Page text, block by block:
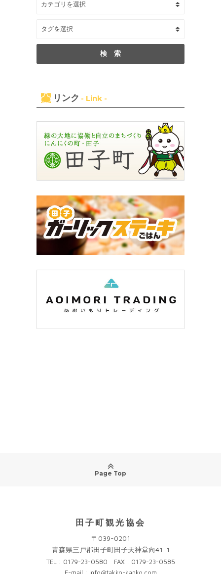
リンク - Link -
Page Top
田子町観光協会
〒039-0201
青森県三戸郡田子町田子天神堂向41-1
TEL : 0179-23-0580 FAX : 0179-23-0585